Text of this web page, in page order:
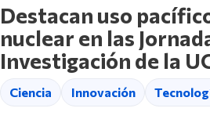
Destacan uso
nuclear en las
Investigación de la
Ciencia Innovación